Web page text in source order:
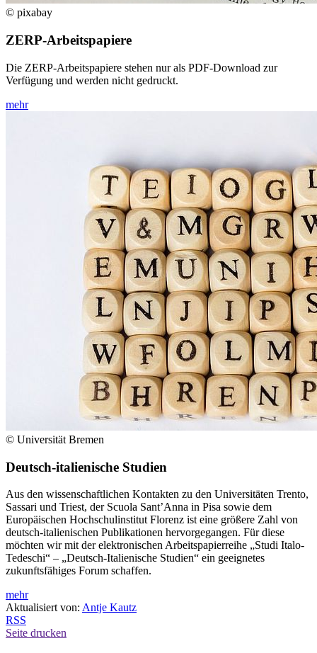
© pixabay
ZERP-Arbeitspapiere
Die ZERP-Arbeitspapiere stehen nur als PDF-Download zur
Verfügung und werden nicht gedruckt.
mehr
© Universität Bremen
Deutsch-italienische Studien
Aus den wissenschaftlichen Kontakten zu den Universitäten Trento,
Sassari und Triest, der Scuola Sant’Anna in Pisa sowie dem
Europäischen Hochschulinstitut Florenz ist eine größere Zahl von
deutsch-italienischen Publikationen hervorgegangen. Für diese
möchten wir mit der elektronischen Arbeitspapierreihe „Studi Italo-
Tedeschi“ – „Deutsch-Italienische Studien“ ein geeignetes
zukunftsfähiges Forum schaffen.
mehr
Aktualisiert von: Antje Kautz
RSS
Seite drucken